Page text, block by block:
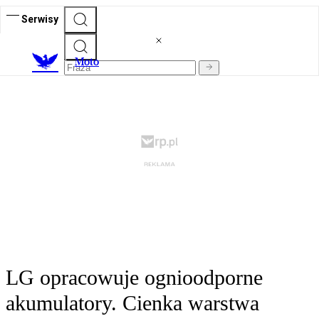
Serwisy
Moto
LG opracowuje ognioodporne
akumulatory. Cienka warstwa